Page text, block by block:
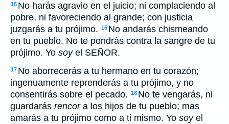
15 No harás agravio en el juicio; ni complaciendo al
pobre, ni favoreciendo al grande; con justicia
juzgarás a tu prójimo. 16 No andarás chismeando
en tu pueblo. No te pondrás contra la sangre de tu
prójimo. Yo soyel SEÑOR.
17 No aborrecerás a tu hermano en tu corazón;
ingenuamente reprenderás a tu prójimo, y no
consentirás sobre el pecado. 18 No te vengarás, ni
guardarás rencora los hijos de tu pueblo; mas
amarás a tu prójimo como a ti mismo. Yo soyel